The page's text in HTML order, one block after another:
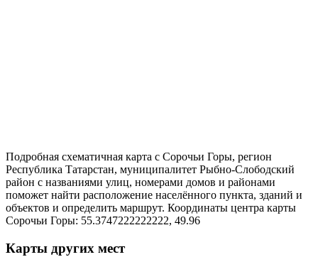
Подробная схематичная карта с Сорочьи Горы, регион
Республика Татарстан, муниципалитет Рыбно-Слободский
район с названиями улиц, номерами домов и районами
поможет найти расположение населённого пункта, зданий и
объектов и определить маршрут. Координаты центра карты
Сорочьи Горы: 55.3747222222222, 49.96
Карты других мест